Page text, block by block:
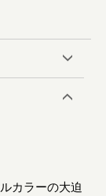
カラーの大迫